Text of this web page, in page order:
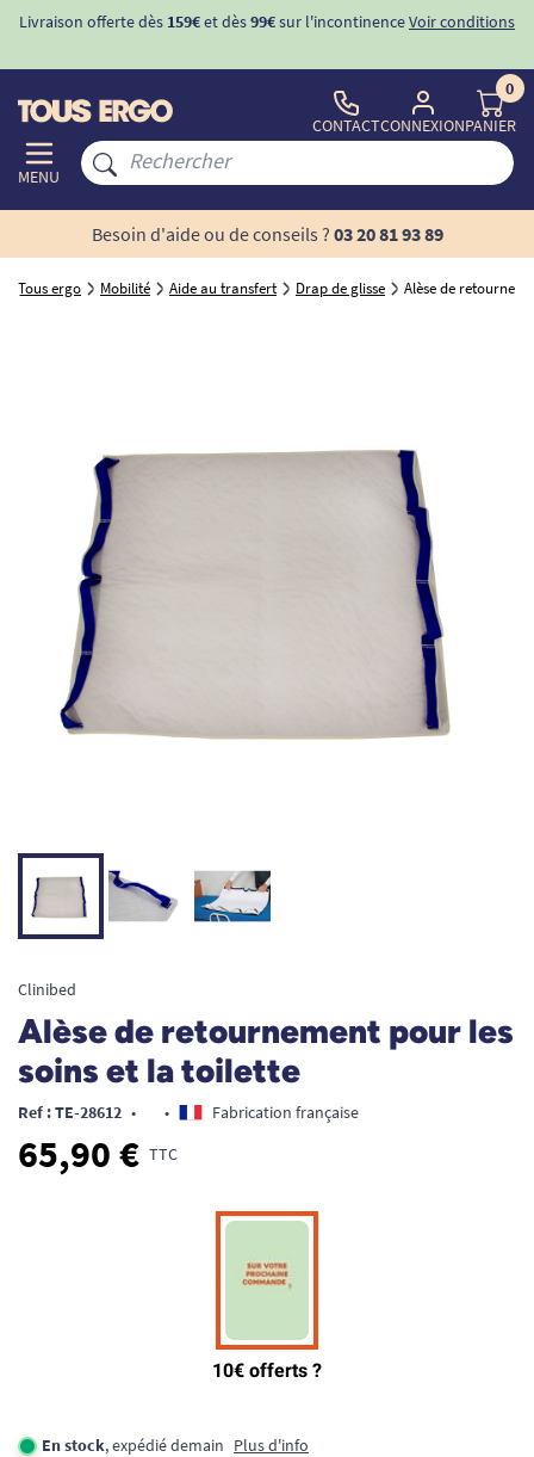
Livraison offerte dès 159€et dès99€sur l'incontinenceVoir conditions
MENU
CONTACTCONNEXION
0
PANIER
Besoin d'aide ou de conseils ? 03 20 81 93 89
Tous ergo Mobilité Aide au transfert Drap de glisse Alèse de
Clinibed
Alèse de retournement pour les
soins et la toilette
Ref : TE-28612 • • Fabrication française
65,90 € TTC
En stock, expédié demain Plus d'info